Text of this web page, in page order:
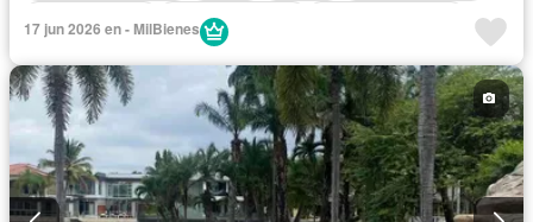
Cocina equipada
Electricidad
Estacionamiento
Garita de guardianía
Internet Patio
Piscina
Parcialmente amoblado
17 jun 2026 en - MilBienes